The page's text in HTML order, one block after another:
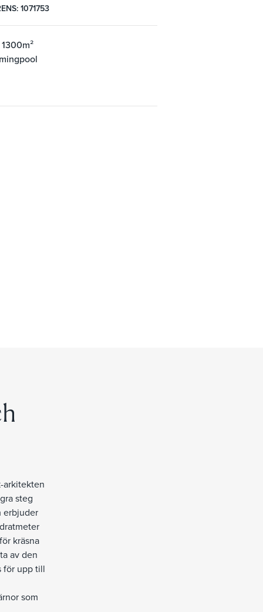
1071753
arkitekten
steg
erbjuder
kräsna
av den
för upp till
som